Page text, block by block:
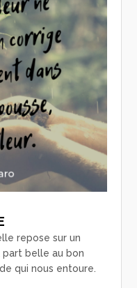
repose sur un
belle au bon
qui nous entoure.